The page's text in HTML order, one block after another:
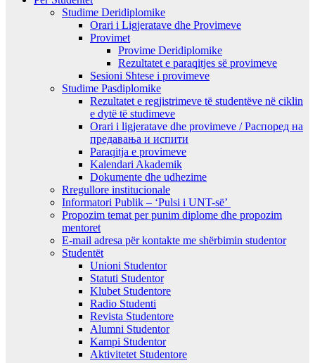
Studime Deridiplomike
Orari i Ligjeratave dhe Provimeve
Provimet
Provime Deridiplomike
Rezultatet e paraqitjes së provimeve
Sesioni Shtese i provimeve
Studime Pasdiplomike
Rezultatet e regjistrimeve të studentëve në ciklin
e dytë të studimeve
Orari i ligjeratave dhe provimeve / Распоред на
предавањa и испити
Paraqitja e provimeve
Kalendari Akademik
Dokumente dhe udhezime
Rregullore institucionale
Informatori Publik – ‘Pulsi i UNT-së’
Propozim temat per punim diplome dhe propozim
mentoret
E-mail adresa për kontakte me shërbimin studentor
Studentët
Unioni Studentor
Statuti Studentor
Klubet Studentore
Radio Studenti
Revista Studentore
Alumni Studentor
Kampi Studentor
Aktivitetet Studentore